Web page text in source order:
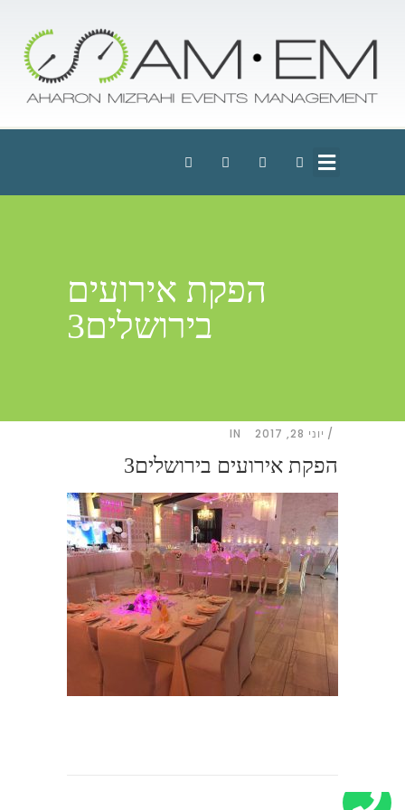
הפקת אירועים
בירושלים3
יוני 28, 2017 IN
הפקת אירועים בירושלים3